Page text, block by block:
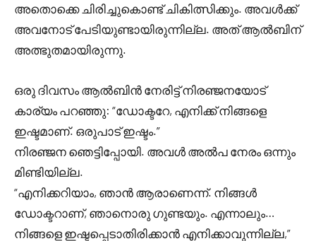
അതൊക്കെ ചിരിച്ചുകൊണ്ട് ചികിത്സിക്കും. അവൾക്ക്
അവനോട് പേടിയുണ്ടായിരുന്നില്ല. അത് ആൽബിന്
അത്ഭുതമായിരുന്നു.
ഒരു ദിവസം ആൽബിൻ നേരിട്ട് നിരഞ്ജനയോട്
കാര്യം പറഞ്ഞു: “ഡോക്ടറേ, എനിക്ക് നിങ്ങളെ
ഇഷ്ടമാണ്. ഒരുപാട് ഇഷ്ടം.”
നിരഞ്ജന ഞെട്ടിപ്പോയി. അവൾ അൽപ നേരം ഒന്നും
മിണ്ടിയില്ല.
“എനിക്കറിയാം, ഞാൻ ആരാണെന്ന്. നിങ്ങൾ
ഡോക്ടറാണ്, ഞാനൊരു ഗുണ്ടയും. എന്നാലും…
നിങ്ങളെ ഇഷ്ടപ്പെടാതിരിക്കാൻ എനിക്കാവുന്നില്ല,”